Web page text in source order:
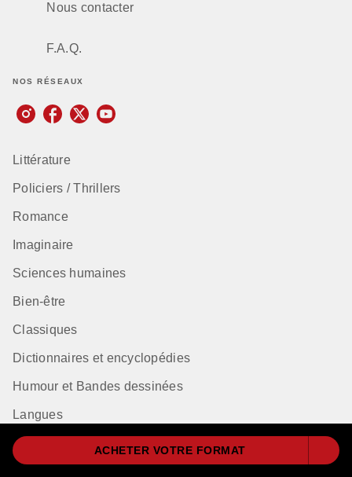
ACHETER VOTRE FORMAT
Nous contacter
F.A.Q.
NOS RÉSEAUX
Littérature
Policiers / Thrillers
Romance
Imaginaire
Sciences humaines
Bien-être
Classiques
Dictionnaires et encyclopédies
Humour et Bandes dessinées
Langues